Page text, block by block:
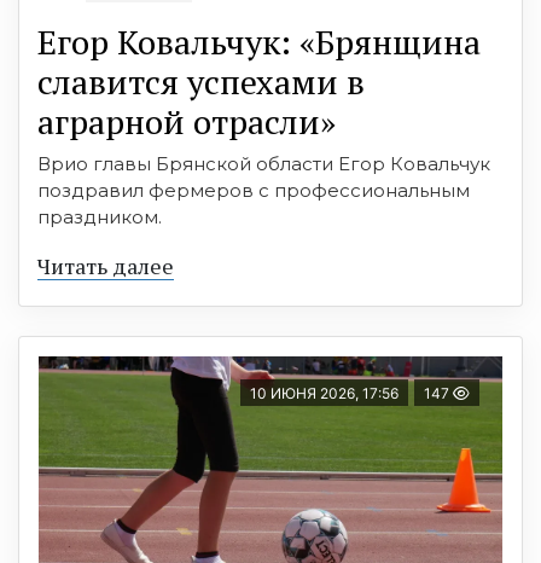
Егор Ковальчук: «Брянщина
славится успехами в
аграрной отрасли»
Врио главы Брянской области Егор Ковальчук
поздравил фермеров с профессиональным
праздником.
Читать далее
10 ИЮНЯ 2026, 17:56 147